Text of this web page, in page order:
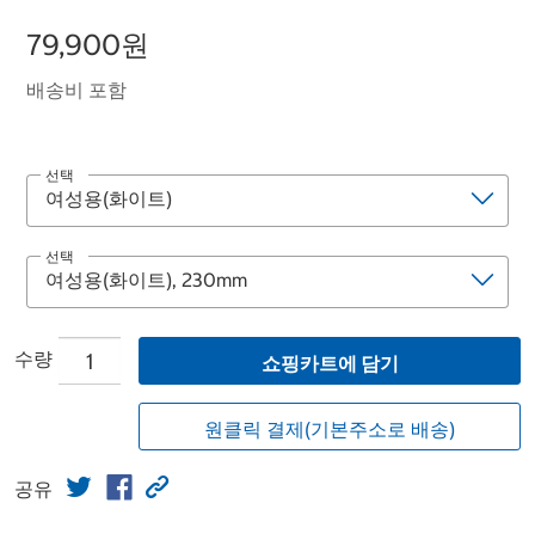
79,900원
배송비 포함
선택
선택
수량 쇼핑카트에 담기
원클릭 결제(기본주소로 배송)
공유